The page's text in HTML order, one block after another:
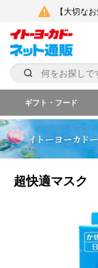
【大切な
ギフト・フード
超快適マス